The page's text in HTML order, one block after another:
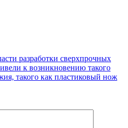
разработки сверхпрочных
к возникновению такого
такого как пластиковый нож